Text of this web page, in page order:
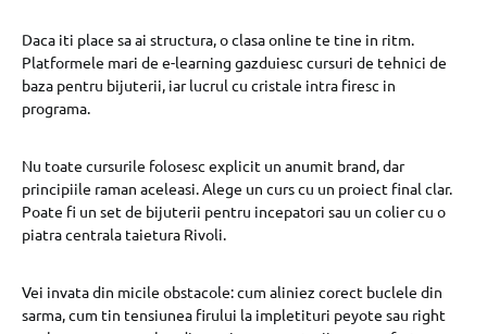
Daca iti place sa ai structura, o clasa online te tine in ritm.
Platformele mari de e-learning gazduiesc cursuri de tehnici de
baza pentru bijuterii, iar lucrul cu cristale intra firesc in
programa.
Nu toate cursurile folosesc explicit un anumit brand, dar
principiile raman aceleasi. Alege un curs cu un proiect final clar.
Poate fi un set de bijuterii pentru incepatori sau un colier cu o
piatra centrala taietura Rivoli.
Vei invata din micile obstacole: cum aliniez corect buclele din
sarma, cum tin tensiunea firului la impletituri peyote sau right